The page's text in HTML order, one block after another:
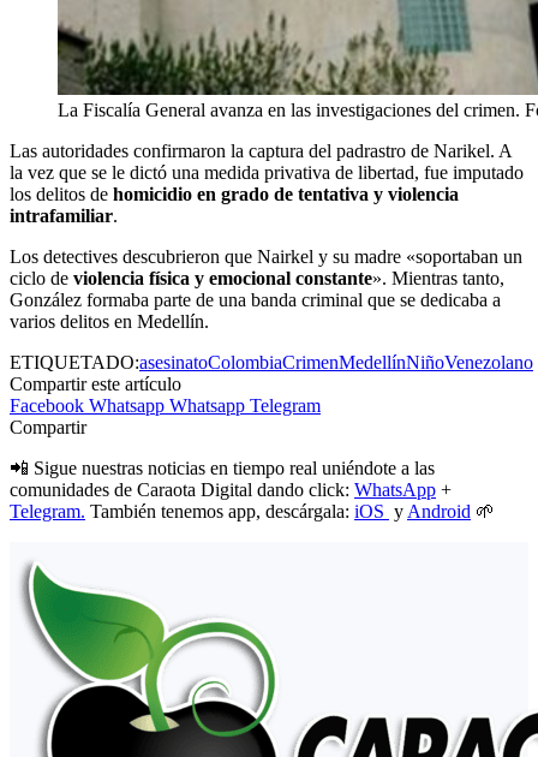
La Fiscalía General avanza en las investigaciones del crimen.
Las autoridades confirmaron la captura del padrastro de Narikel. A
la vez que se le dictó una medida privativa de libertad, fue imputado
los delitos de homicidio en grado de tentativa y violencia
intrafamiliar.
Los detectives descubrieron que Nairkel y su madre «soportaban un
ciclo de violencia física y emocional constante». Mientras tanto,
González formaba parte de una banda criminal que se dedicaba a
varios delitos en Medellín.
ETIQUETADO:asesinatoColombiaCrimenMedellínNiñoVenezolano
Compartir este artículo
Facebook Whatsapp Whatsapp Telegram
Compartir
📲 Sigue nuestras noticias en tiempo real uniéndote a las
comunidades de Caraota Digital dando click: WhatsApp +
Telegram. También tenemos app, descárgala: iOS y Android 🌱